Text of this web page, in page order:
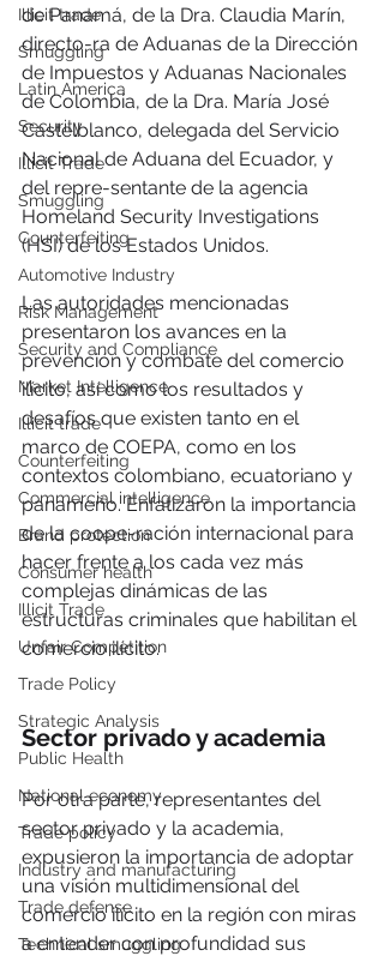
Illicit trade
Smuggling
Latin America
Security
Illicit Trade
Smuggling
Counterfeiting
Automotive Industry
Risk Management
Security and Compliance
Market Intelligence
Illicit trade
Counterfeiting
Commercial intelligence
Brand protection
Consumer health
Illicit Trade
Unfair Competition
Trade Policy
Strategic Analysis
Public Health
National economy
Trade policy
Industry and manufacturing
Trade defense
Technical smuggling
de Panamá, de la Dra. Claudia Marín,
directo-ra de Aduanas de la Dirección
de Impuestos y Aduanas Nacionales
de Colombia, de la Dra. María José
Castelblanco, delegada del Servicio
Nacional de Aduana del Ecuador, y
del repre-sentante de la agencia
Homeland Security Investigations
(HSI) de los Estados Unidos.
Las autoridades mencionadas
presentaron los avances en la
prevención y combate del comercio
ilícito, así como los resultados y
desafíos que existen tanto en el
marco de COEPA, como en los
contextos colombiano, ecuatoriano y
panameño. Enfatizaron la importancia
de la coope-ración internacional para
hacer frente a los cada vez más
complejas dinámicas de las
estructuras criminales que habilitan el
comercio ilícito.
Sector privado y academia
Por otra parte, representantes del
sector privado y la academia,
expusieron la importancia de adoptar
una visión multidimensional del
comercio ilícito en la región con miras
a entender con profundidad sus